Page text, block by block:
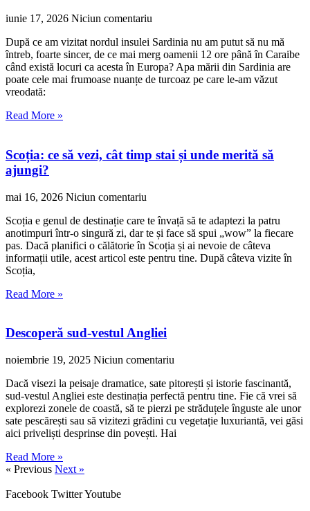
iunie 17, 2026 Niciun comentariu
După ce am vizitat nordul insulei Sardinia nu am putut să nu mă
întreb, foarte sincer, de ce mai merg oamenii 12 ore până în Caraibe
când există locuri ca acesta în Europa? Apa mării din Sardinia are
poate cele mai frumoase nuanțe de turcoaz pe care le-am văzut
vreodată:
Read More »
Scoția: ce să vezi, cât timp stai și unde merită să
ajungi?
mai 16, 2026 Niciun comentariu
Scoția e genul de destinație care te învață să te adaptezi la patru
anotimpuri într-o singură zi, dar te și face să spui „wow” la fiecare
pas. Dacă planifici o călătorie în Scoția și ai nevoie de câteva
informații utile, acest articol este pentru tine. După câteva vizite în
Scoția,
Read More »
Descoperă sud-vestul Angliei
noiembrie 19, 2025 Niciun comentariu
Dacă visezi la peisaje dramatice, sate pitorești și istorie fascinantă,
sud-vestul Angliei este destinația perfectă pentru tine. Fie că vrei să
explorezi zonele de coastă, să te pierzi pe străduțele înguste ale unor
sate pescărești sau să vizitezi grădini cu vegetație luxuriantă, vei găsi
aici priveliști desprinse din povești. Hai
Read More »
« Previous Next »
Facebook TwitterYoutube